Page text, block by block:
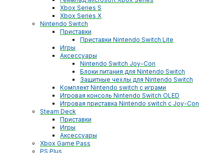
Xbox Series S
Xbox Series X
Nintendo Switch
Приставки
Приставки Nintendo Switch Lite
Игры
Аксессуары
Nintendo Switch Joy-Con
Блоки питания для Nintendo Switch
Защитные чехлы для Nintendo Switch
Комплект Nintendo switch с играми
Игровая консоль Nintendo Switch OLED
Игровая приставка Nintendo switch с Joy-Con
Steam Deck
Приставки
Игры
Аксессуары
Xbox Game Pass
PS Plus